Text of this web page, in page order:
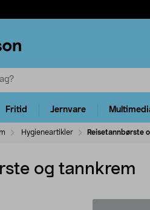
Fritid Jernvare
Hygieneartikler Reisetannbørste
og tannkrem